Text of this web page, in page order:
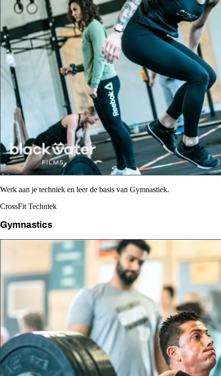
Werk aan je techniek en leer de basis van Gymnastiek.
CrossFit Techniek
Gymnastics